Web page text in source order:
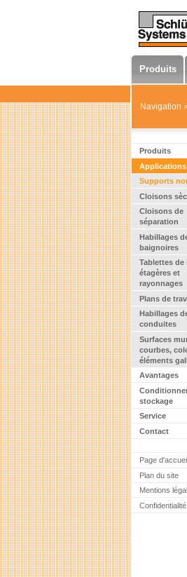
Produits
Navigation
Produits
Applications
Supports
Cloisons
Cloisons de
séparation
Habillages
baignoires
Tablettes de
étagères et
rayonnages
Plans de
Habillages
conduites
Surfaces
courbes,
éléments
Avantages
stockage
Service
Contact
Page d'accueil
Plan du site
Mentions
Confidentialité